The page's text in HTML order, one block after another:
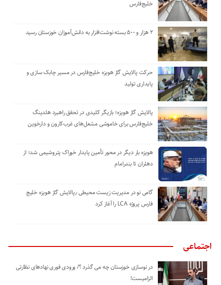
خلیج‌فارس
۲ هزار و ۵۰۰ بسته نوشت‌افزار به دانش‌آموزان خوزستان رسید
حرکت پالایش گاز هویزه خلیج‌فارس در مسیر چابک سازی و
پایداری تولید
پالایش گاز هویزه؛ بازیگر کلیدی در تحقق راهبرد هلدینگ
خلیج‌فارس برای خاموشی مشعل‌های غرب‌کارون و دارخوین
هویزه بار دیگر در محور تأمین پایدار خوراک پتروشیمی شد؛ از
دهلران تا بندرامام
گامی نو در مدیریت زیست ‌محیطی ٫پالایش گاز هویزه خلیج
‌فارس پروژه LCA را آغاز کرد
اجتماعی
در نوسازی خوزستان چه می گذرد ؟/ ورودی فوری نهادهای نظارتی
الزامیست!